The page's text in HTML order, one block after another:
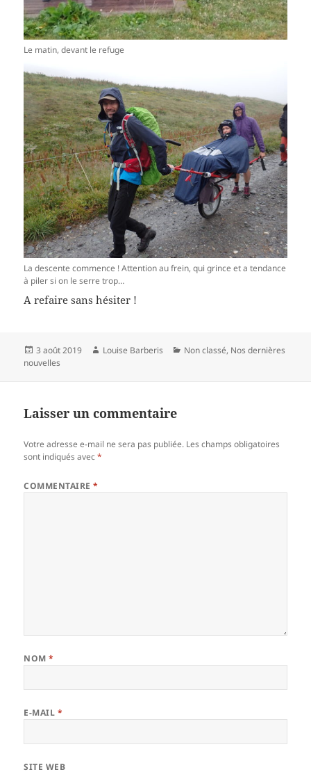
Le matin, devant le refuge
La descente commence ! Attention au frein, qui grince et a tendance
à piler si on le serre trop…
A refaire sans hésiter !
Publié
le
3 août 2019 Auteur
Louise Barberis Catégories
Non classé, Nos dernières
nouvelles
Laisser un commentaire
Votre adresse e-mail ne sera pas publiée. Les champs obligatoires
sont indiqués avec*
COMMENTAIRE*
NOM*
E-MAIL *
SITE WEB